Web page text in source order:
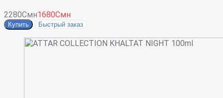
2280Смн1680Смн
Купить Быстрый заказ